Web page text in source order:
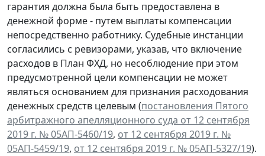
гарантия должна была быть предоставлена в
денежной форме - путем выплаты компенсации
непосредственно работнику. Судебные инстанции
согласились с ревизорами, указав, что включение
расходов в План ФХД, но несоблюдение при этом
предусмотренной цели компенсации не может
являться основанием для признания расходования
денежных средств целевым (постановления Пятого
арбитражного апелляционного суда от 12 сентября
2019 г. № 05АП-5460/19, от 12 сентября 2019 г. №
05АП-5459/19, от 12 сентября 2019 г. № 05АП-5327/19).